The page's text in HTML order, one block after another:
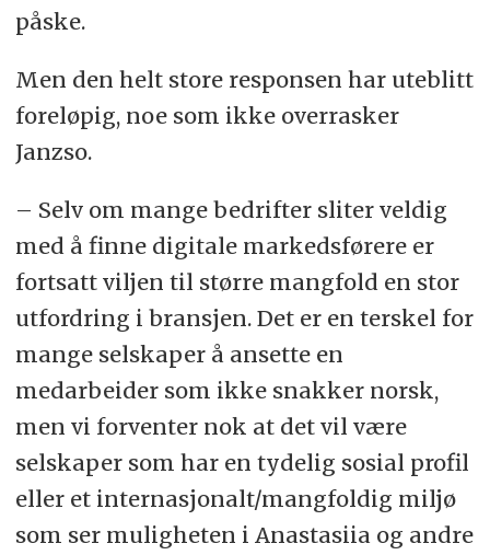
påske.
Men den helt store responsen har uteblitt
foreløpig, noe som ikke overrasker
Janzso.
– Selv om mange bedrifter sliter veldig
med å finne digitale markedsførere er
fortsatt viljen til større mangfold en stor
utfordring i bransjen. Det er en terskel for
mange selskaper å ansette en
medarbeider som ikke snakker norsk,
men vi forventer nok at det vil være
selskaper som har en tydelig sosial profil
eller et internasjonalt/mangfoldig miljø
som ser muligheten i Anastasiia og andre